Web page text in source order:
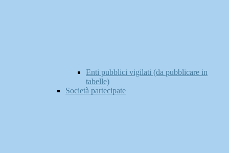
Enti pubblici vigilati (da pubblicare in
tabelle)
Società partecipate